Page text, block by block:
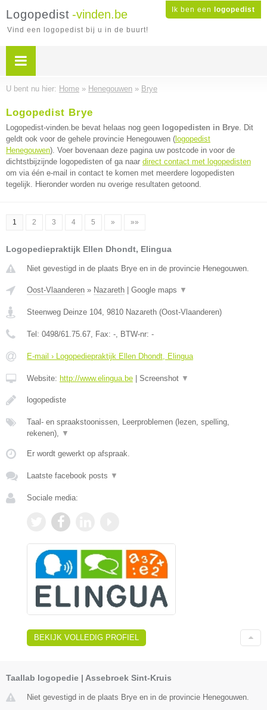
Ik ben een logopedist
Logopedist -vinden.be
Vind een logopedist bij u in de buurt!
U bent nu hier: Home » Henegouwen » Brye
Logopedist Brye
Logopedist-vinden.be bevat helaas nog geen logopedisten in Brye. Dit
geldt ook voor de gehele provincie Henegouwen ( logopedist
Henegouwen). Voer bovenaan deze pagina uw postcode in voor de
dichtstbijzijnde logopedisten of ga naar direct contact met logopedisten
om via één e-mail in contact te komen met meerdere logopedisten
tegelijk. Hieronder worden nu overige resultaten getoond.
1 2 3 4 5 » »»
Logopediepraktijk Ellen Dhondt, Elingua
Niet gevestigd in de plaats Brye en in de provincie Henegouwen.
Oost-Vlaanderen » Nazareth Google maps ▼
Steenweg Deinze 104, 9810 Nazareth (Oost-Vlaanderen)
Tel: 0498/61.75.67, Fax: -, BTW-nr: -
E-mail › Logopediepraktijk Ellen Dhondt, Elingua
Website: http://www.elingua.be Screenshot ▼
logopediste
Taal- en spraakstoonissen, Leerproblemen (lezen, spelling,
rekenen), ▼
Er wordt gewerkt op afspraak.
Laatste facebook posts ▼
Sociale media:
BEKIJK VOLLEDIG PROFIEL
Taallab logopedie | Assebroek Sint-Kruis
Niet gevestigd in de plaats Brye en in de provincie Henegouwen.